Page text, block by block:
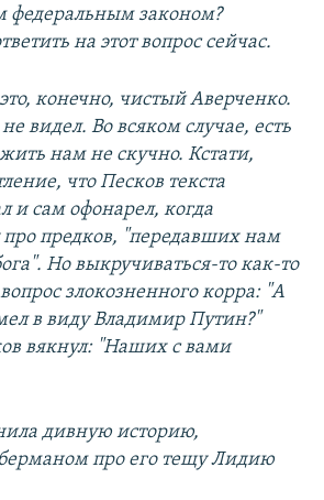
федеральным законом?
на этот вопрос сейчас.
конечно, чистый Аверченко.
видел. Во всяком случае, есть
нам не скучно. Кстати,
что Песков текста
и сам офонарел, когда
предков, "передавших нам
Но выкручиваться-то как-то
злокозненного корра: "А
в виду Владимир Путин?"
вякнул: "Наших с вами
дивную историю,
про его тещу Лидию